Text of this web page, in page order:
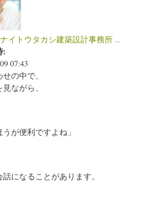
ナイトウタカシ建築設計事務所 ...
:
07:43
の中で、
ながら、
うが便利ですよね」
になることがあります。